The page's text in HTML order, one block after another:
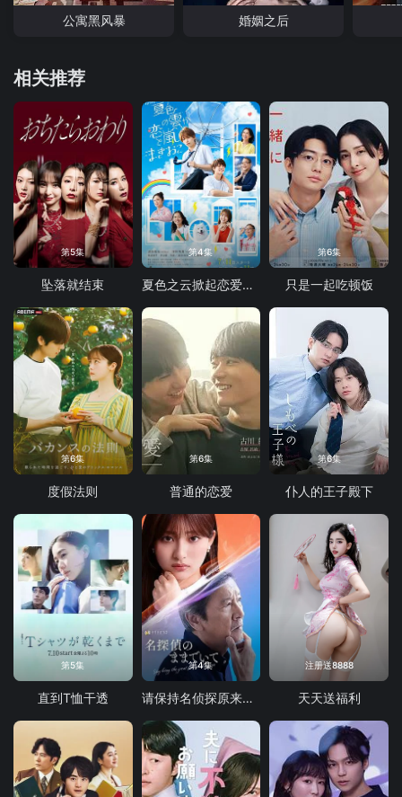
公寓黑风暴 婚姻之后
相关推荐
第5集
坠落就结束
第4集
夏色之云掀起恋爱与风暴
第6集
只是一起吃顿饭
第6集
度假法则
第6集
普通的恋爱
第6集
仆人的王子殿下
第5集
直到T恤干透
第4集
请保持名侦探原来的样子
注册送8888
天天送福利